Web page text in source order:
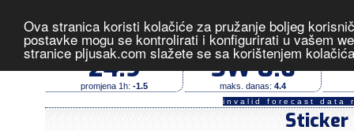
Ova stranica koristi kolačiće za pružanje boljeg
postavke mogu se kontrolirati i konfigurirati u vašem
stranice pljusak.com slažete se sa korištenjem
Mađarevo- izmjerene
temperatura (°C)
24.9
promjena 1h: -1.5
vjetar (m/s)
SW 0.6
maks. danas: 4.4
invalid forecast data
Sticker